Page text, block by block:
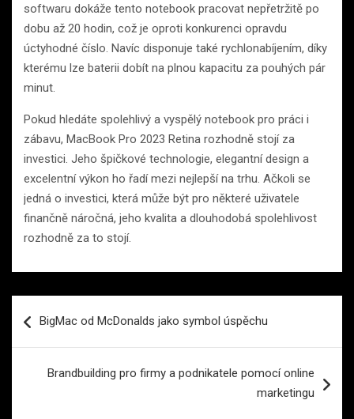
softwaru dokáže tento notebook pracovat nepřetržitě po
dobu až 20 hodin, což je oproti konkurenci opravdu
úctyhodné číslo. Navíc disponuje také rychlonabíjením, díky
kterému lze baterii dobít na plnou kapacitu za pouhých pár
minut.
Pokud hledáte spolehlivý a vyspělý notebook pro práci i
zábavu, MacBook Pro 2023 Retina rozhodně stojí za
investici. Jeho špičkové technologie, elegantní design a
excelentní výkon ho řadí mezi nejlepší na trhu. Ačkoli se
jedná o investici, která může být pro některé uživatele
finančně náročná, jeho kvalita a dlouhodobá spolehlivost
rozhodně za to stojí.
proBigMac od McDonalds jako symbol úspěchu
Brandbuilding pro firmy a podnikatele pomocí online
marketingu